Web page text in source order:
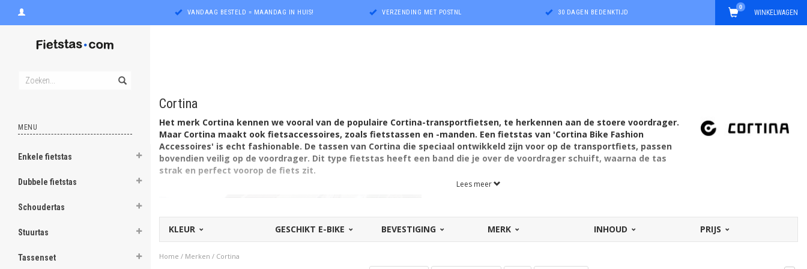
VANDAAG BESTELD = MAANDAG IN HUIS! VERZENDING MET POSTNL 30 DAGEN BEDENKTIJD WINKELWAGEN
0
MENU
Enkele fietstas
Dubbele fietstas
Schoudertas
Stuurtas
Tassenset
Cortina
Het merk Cortina kennen we vooral van de populaire Cortina-transportfietsen, te herkennen aan de stoere voordrager.
Maar Cortina maakt ook fietsaccessoires, zoals fietstassen en -manden. Een fietstas van 'Cortina Bike Fashion
Accessoires' is echt fashionable. De tassen van Cortina die speciaal ontwikkeld zijn voor op de transportfiets, passen
bovendien veilig op de voordrager. Dit type fietstas heeft een band die je over de voordrager schuift, waarna de tas
strak en perfect voorop de fiets zit.
Lees meer
KLEUR GESCHIKT E-BIKE BEVESTIGING MERK INHOUD PRIJS
Home / Merken / Cortina